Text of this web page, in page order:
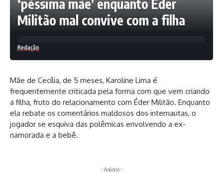
‘péssima mãe’ enquanto Éder
Militão mal convive com a filha
Redação
Mãe de Cecília, de 5 meses, Karoline Lima é
frequentemente criticada pela forma com que vem criando
a filha, fruto do relacionamento com Éder Militão. Enquanto
ela rebate os comentários maldosos dos internautas, o
jogador se esquiva das polêmicas envolvendo a ex-
namorada e a bebê.
- Anúncio -